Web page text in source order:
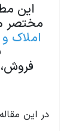
این
مختصر
املاک
در این